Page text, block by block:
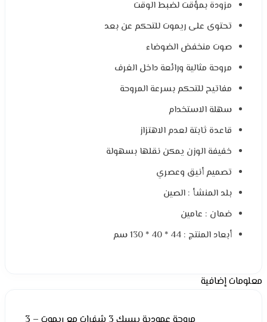
مزودة بمؤقت لضبط الوقت
تحتوى على ريموت للتحكم عن بعد
صوت منخفض الضوضاء
مروحة مثالية ورائعة داخل الغرف
مفاتيح للتحكم بسرعة المروحة
سهلة الاستخدام
قاعدة ثابتة لعدم الاهتزاز
خفيفة الوزن يمكن نقلها بسهولة
تصميم أنيق وعصري
بلد المنشأ : الصين
ضمان : عامين
أبعاد المنتج : 44 * 40 * 130 سم
معلومات إضافية